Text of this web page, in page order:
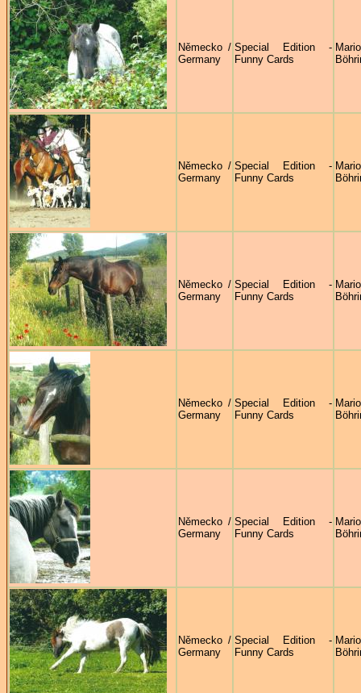
Německo /
Germany
Special Edition -
Funny Cards
Německo /
Germany
Special Edition -
Funny Cards
Německo /
Germany
Special Edition -
Funny Cards
Německo /
Germany
Special Edition -
Funny Cards
Německo /
Germany
Special Edition -
Funny Cards
Německo /
Germany
Special Edition -
Funny Cards